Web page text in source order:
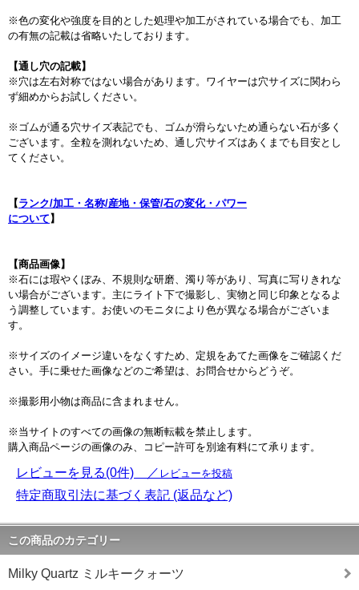
※色の変化や強度を目的とした処理や加工がされている場合でも、加工
の有無の記載は省略いたしております。
【通し穴の記載】
※穴は左右対称ではない場合があります。ワイヤーは穴サイズに関わら
ず細めからお試しください。
※ゴムが通る穴サイズ表記でも、ゴムが滑らないため通らない石が多く
ございます。全粒を測れないため、通し穴サイズはあくまでも目安とし
てください。
【ランク/加工・名称/産地・保管/石の変化・パワー
について 】
【商品画像】
※石には瑕やくぼみ、不規則な研磨、濁り等があり、写真に写りきれな
い場合がございます。主にライト下で撮影し、実物と同じ印象となるよ
う調整しています。お使いのモニタにより色が異なる場合がございま
す。
※サイズのイメージ違いをなくすため、定規をあてた画像をご確認くだ
さい。手に乗せた画像などのご希望は、お問合せからどうぞ。
※撮影用小物は商品に含まれません。
※当サイトのすべての画像の無断転載を禁止します。
購入商品ページの画像のみ、コピー許可を別途有料にて承ります。
レビューを見る(0件) ／ レビューを投稿
特定商取引法に基づく表記 (返品など)
この商品のカテゴリー
Milky Quartz ミルキークォーツ